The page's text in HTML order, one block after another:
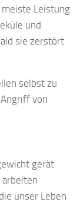
meiste Leistung
und
sie zerstört
selbst zu
von
gerät
unser Leben